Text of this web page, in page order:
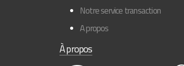
Notre service transaction
A propos
À propos